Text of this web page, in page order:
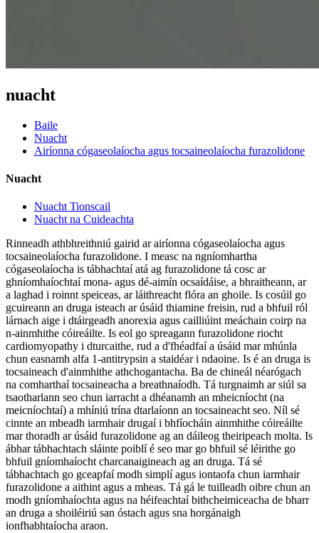
nuacht
Baile
Nuacht
Airíonna cógaseolaíocha agus tocsaineolaíocha furazolidone
Nuacht
Nuacht Tionscail
Nuacht na Cuideachta
Rinneadh athbhreithniú gairid ar airíonna cógaseolaíocha agus
tocsaineolaíocha furazolidone. I measc na ngníomhartha
cógaseolaíocha is tábhachtaí atá ag furazolidone tá cosc ​​ar
ghníomhaíochtaí mona- agus dé-aimín ocsaídáise, a bhraitheann, ar
a laghad i roinnt speiceas, ar láithreacht flóra an ghoile. Is cosúil go
gcuireann an druga isteach ar úsáid thiamine freisin, rud a bhfuil ról
lárnach aige i dtáirgeadh anorexia agus cailliúint meáchain coirp na
n-ainmhithe cóireáilte. Is eol go spreagann furazolidone riocht
cardiomyopathy i dturcaithe, rud a d'fhéadfaí a úsáid mar mhúnla
chun easnamh alfa 1-antitrypsin a staidéar i ndaoine. Is é an druga is
tocsaineach d'ainmhithe athchogantacha. Ba de chineál néarógach
na comharthaí tocsaineacha a breathnaíodh. Tá turgnaimh ar siúl sa
tsaotharlann seo chun iarracht a dhéanamh an mheicníocht (na
meicníochtaí) a mhíniú trína dtarlaíonn an tocsaineacht seo. Níl sé
cinnte an mbeadh iarmhair drugaí i bhfíocháin ainmhithe cóireáilte
mar thoradh ar úsáid furazolidone ag an dáileog theiripeach molta. Is
ábhar tábhachtach sláinte poiblí é seo mar go bhfuil sé léirithe go
bhfuil gníomhaíocht charcanaigineach ag an druga. Tá sé
tábhachtach go gceapfaí modh simplí agus iontaofa chun iarmhair
furazolidone a aithint agus a mheas. Tá gá le tuilleadh oibre chun an
modh gníomhaíochta agus na héifeachtaí bithcheimiceacha de bharr
an druga a shoiléiriú san óstach agus sna horgánaigh
ionfhabhtaíocha araon.